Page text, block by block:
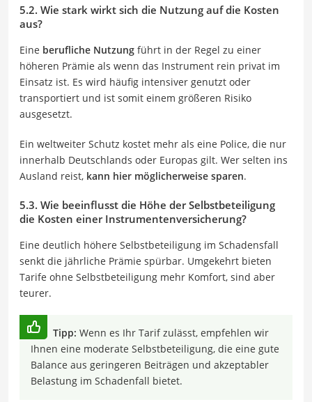
5.2. Wie stark wirkt sich die Nutzung auf die Kosten
aus?
Eine berufliche Nutzung führt in der Regel zu einer
höheren Prämie als wenn das Instrument rein privat im
Einsatz ist. Es wird häufig intensiver genutzt oder
transportiert und ist somit einem größeren Risiko
ausgesetzt.
Ein weltweiter Schutz kostet mehr als eine Police, die nur
innerhalb Deutschlands oder Europas gilt. Wer selten ins
Ausland reist, kann hier möglicherweise sparen.
5.3. Wie beeinflusst die Höhe der Selbstbeteiligung
die Kosten einer Instrumentenversicherung?
Eine deutlich höhere Selbstbeteiligung im Schadensfall
senkt die jährliche Prämie spürbar. Umgekehrt bieten
Tarife ohne Selbstbeteiligung mehr Komfort, sind aber
teurer.
Tipp: Wenn es Ihr Tarif zulässt, empfehlen wir
Ihnen eine moderate Selbstbeteiligung, die eine gute
Balance aus geringeren Beiträgen und akzeptabler
Belastung im Schadenfall bietet.